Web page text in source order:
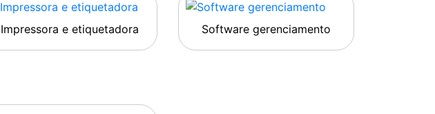
Impressora e etiquetadora Software gerenciamento